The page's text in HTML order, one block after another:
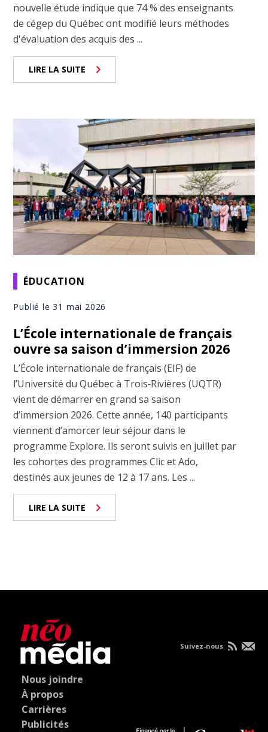
nouvelle étude indique que 74 % des enseignants
de cégep du Québec ont modifié leurs méthodes
d'évaluation des acquis des ...
LIRE LA SUITE
ÉDUCATION
Publié le 31 mai 2026
L’École internationale de français
ouvre sa saison d’immersion 2026
L’École internationale de français (EIF) de
l’Université du Québec à Trois‑Rivières (UQTR)
vient de démarrer en grand sa saison
d’immersion 2026. Cette année, 140 participants
viennent d’amorcer leur séjour dans le
programme Explore. Ils seront suivis en juillet par
les cohortes des programmes Clic et Ado,
destinés aux jeunes de 12 à 17 ans. Les ...
LIRE LA SUITE
Nous joindre
À propos
Carrières
Publicités
Suivez-nous